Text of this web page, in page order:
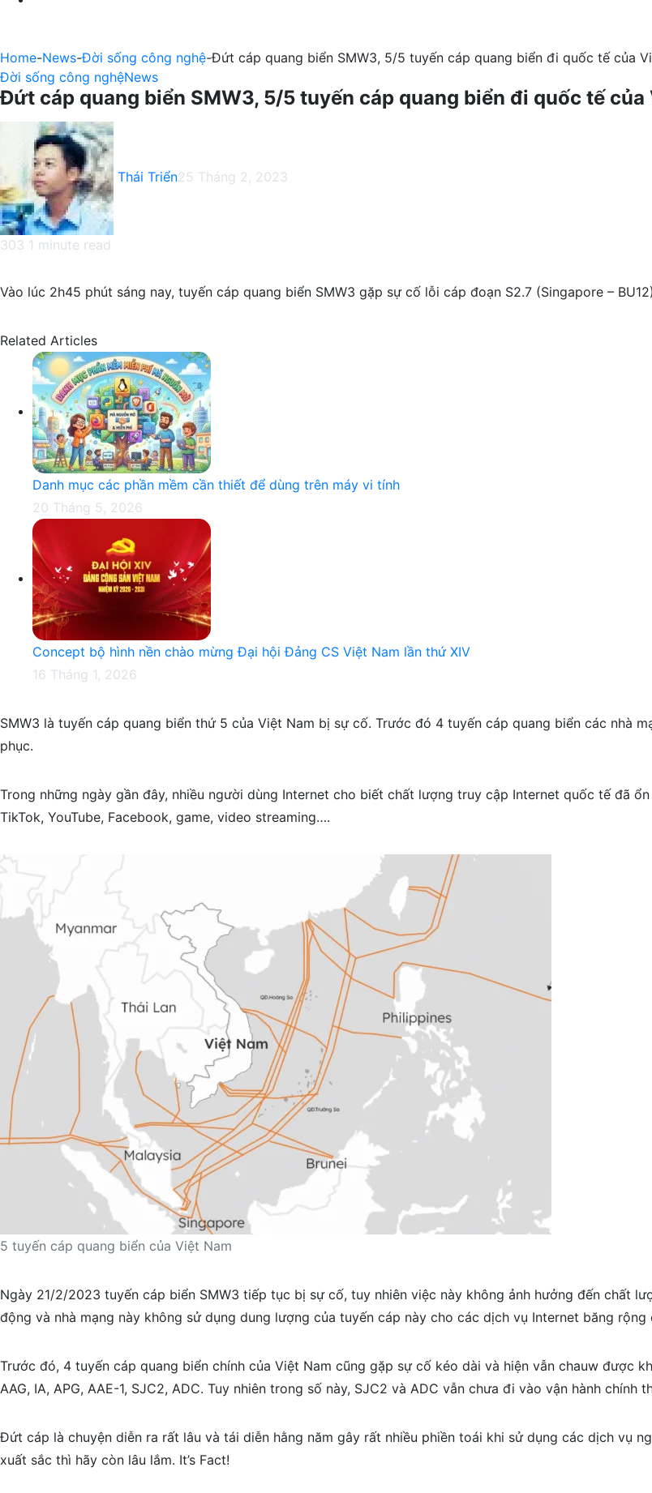
Home-News-Đời sống công nghệ-Đứt cáp quang biển SMW3, 5/5 tuyến cáp quang biển đi quốc tế của
Đời sống công nghệNews
Đứt cáp quang biển SMW3, 5/5 tuyến cáp quang biển đi quốc tế
Thái Triển25 Tháng 2, 2023
303 1 minute read
via
Email
Vào lúc 2h45 phút sáng nay, tuyến cáp quang biển SMW3 gặp sự cố lỗi cáp đoạn S2.7 (Singapore –
Related Articles
Danh mục các phần mềm cần thiết để dùng trên máy vi tính
20 Tháng 5, 2026
Concept bộ hình nền chào mừng Đại hội Đảng CS Việt Nam lần thứ XIV
16 Tháng 1, 2026
SMW3 là tuyến cáp quang biển thứ 5 của Việt Nam bị sự cố. Trước đó 4 tuyến cáp quang biển các nhà
phục.
Trong những ngày gần đây, nhiều người dùng Internet cho biết chất lượng truy cập Internet quốc tế đã
TikTok, YouTube, Facebook, game, video streaming….
5 tuyến cáp quang biển của Việt Nam
Ngày 21/2/2023 tuyến cáp biển SMW3 tiếp tục bị sự cố, tuy nhiên việc này không ảnh hưởng đến chất
động và nhà mạng này không sử dụng dung lượng của tuyến cáp này cho các dịch vụ Internet băng rộng
Trước đó, 4 tuyến cáp quang biển chính của Việt Nam cũng gặp sự cố kéo dài và hiện vẫn chauw được
AAG, IA, APG, AAE-1, SJC2, ADC. Tuy nhiên trong số này, SJC2 và ADC vẫn chưa đi vào vận hành
Đứt cáp là chuyện diễn ra rất lâu và tái diễn hằng năm gây rất nhiều phiền toái khi sử dụng các dịch vụ
xuất sắc thì hãy còn lâu lắm. It’s Fact!